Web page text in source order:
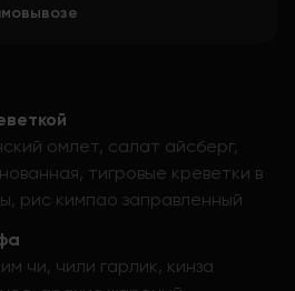
омлет, салат айсберг,
тигровые креветки в
рис кимпао заправленный
чи, чили гарлик, кинза